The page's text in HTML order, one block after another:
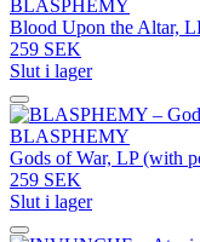
BLASPHEMY
Blood Upon the Altar,
259 SEK
Slut i lager
BLASPHEMY
Gods of War, LP (with
259 SEK
Slut i lager